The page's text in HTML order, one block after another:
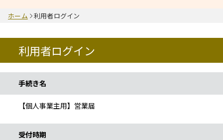
ホーム 利用者ログイン
利用者ログイン
手続き名
【個人事業主用】営業届
受付時期